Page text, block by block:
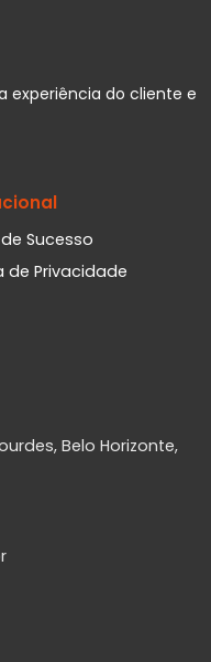
experiência do cliente e
Sucesso
de Privacidade
Belo Horizonte,